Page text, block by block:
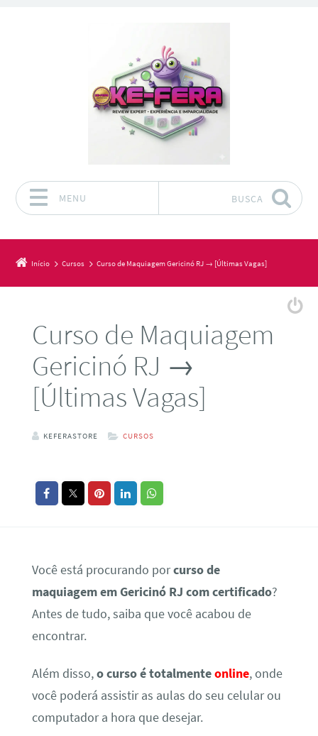
MENU BUSCA
Início Cursos Curso de Maquiagem Gericinó RJ → [Últimas Vagas]
Curso de Maquiagem
Gericinó RJ →
[Últimas Vagas]
KEFERASTORE CURSOS
Você está procurando porcurso de
maquiagem em Gericinó RJ com certificado?
Antes de tudo, saiba que você acabou de
encontrar.
Além disso,o curso é totalmenteonline, onde
você poderá assistir as aulas do seu celular ou
computador a hora que desejar.